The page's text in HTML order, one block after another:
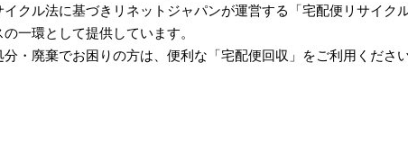
イクル法に基づきリネットジャパンが運営する「宅配便リサイク
一環として提供しています。
・廃棄でお困りの方は、便利な「宅配便回収」をご利用ください